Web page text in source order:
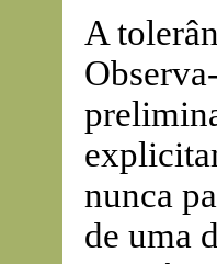
A
nunca
de uma